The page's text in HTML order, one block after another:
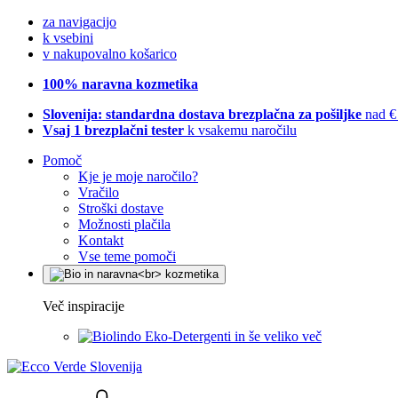
za navigacijo
k vsebini
v nakupovalno košarico
100% naravna kozmetika
Slovenija: standardna dostava brezplačna za pošiljke nad
Vsaj 1 brezplačni tester k vsakemu naročilu
Pomoč
Kje je moje naročilo?
Vračilo
Stroški dostave
Možnosti plačila
Kontakt
Vse teme pomoči
Več inspiracije
Eko-Detergenti in še veliko več